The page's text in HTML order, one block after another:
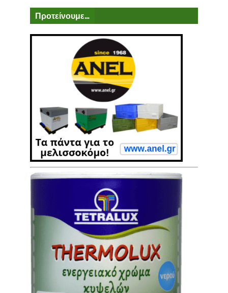
Προτείνουμε...